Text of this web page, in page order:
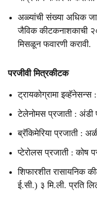
अळ्यांची संख्या अधिक
जैविक कीटकनाशकाची
मिसळून फवारणी करावी.
परजीवी मित्रकीटक
ट्रायकोग्रामा इव्हॅनेसन्स
टेलेनोमस प्रजाती : अंडी
ब्रॅकिमेरिया प्रजाती :
प्टेरोलस प्रजाती : कोष
शिफारशीत रासायनिक
ई.सी.) ३ मि.ली. प्रति